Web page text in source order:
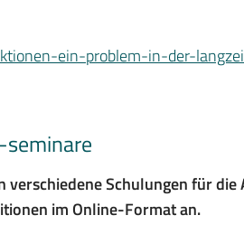
ein-problem-in-der-
seminare
Schulungen für die
im Online-Format an.